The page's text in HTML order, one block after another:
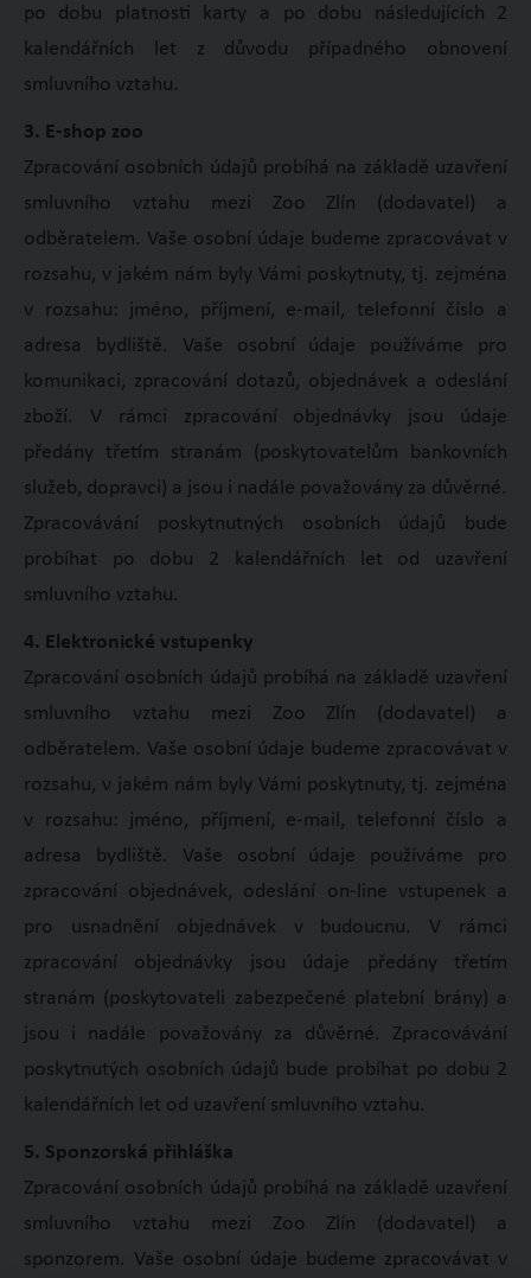
po dobu platnosti karty a po dobu následujících 2
kalendářních let z důvodu případného obnovení
smluvního vztahu.
3. E-shop zoo
Zpracování osobních údajů probíhá na základě uzavření
smluvního vztahu mezi Zoo Zlín (dodavatel) a
odběratelem. Vaše osobní údaje budeme zpracovávat v
rozsahu, v jakém nám byly Vámi poskytnuty, tj. zejména
v rozsahu: jméno, příjmení, e-mail, telefonní číslo a
adresa bydliště. Vaše osobní údaje používáme pro
komunikaci, zpracování dotazů, objednávek a odeslání
zboží. V rámci zpracování objednávky jsou údaje
předány třetím stranám (poskytovatelům bankovních
služeb, dopravci) a jsou i nadále považovány za důvěrné.
Zpracovávání poskytnutných osobních údajů bude
probíhat po dobu 2 kalendářních let od uzavření
smluvního vztahu.
4. Elektronické vstupenky
Zpracování osobních údajů probíhá na základě uzavření
smluvního vztahu mezi Zoo Zlín (dodavatel) a
odběratelem. Vaše osobní údaje budeme zpracovávat v
rozsahu, v jakém nám byly Vámi poskytnuty, tj. zejména
v rozsahu: jméno, příjmení, e-mail, telefonní číslo a
adresa bydliště. Vaše osobní údaje používáme pro
zpracování objednávek, odeslání on-line vstupenek a
pro usnadnění objednávek v budoucnu. V rámci
zpracování objednávky jsou údaje předány třetím
stranám (poskytovateli zabezpečené platební brány) a
jsou i nadále považovány za důvěrné. Zpracovávání
poskytnutých osobních údajů bude probíhat po dobu 2
kalendářních let od uzavření smluvního vztahu.
5. Sponzorská přihláška
Zpracování osobních údajů probíhá na základě uzavření
smluvního vztahu mezi Zoo Zlín (dodavatel) a
sponzorem. Vaše osobní údaje budeme zpracovávat v